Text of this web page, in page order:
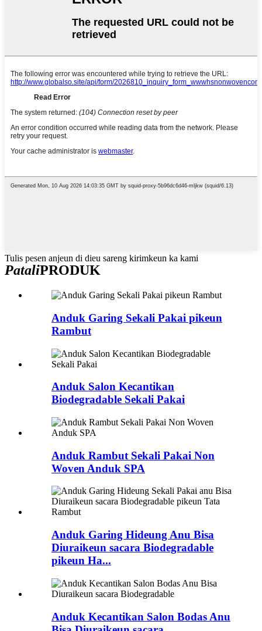
Tulis pesen anjeun di dieu sareng kirimkeun ka kami
PataliPRODUK
Anduk Garing Sekali Pakai pikeun
Rambut
Anduk Salon Kecantikan
Biodegradable Sekali Pakai
Anduk Rambut Sekali Pakai Non
Woven Anduk SPA
Anduk Garing Hideung Anu Bisa
Diuraikeun sacara Biodegradable
pikeun Ha...
Anduk Kecantikan Salon Bodas Anu